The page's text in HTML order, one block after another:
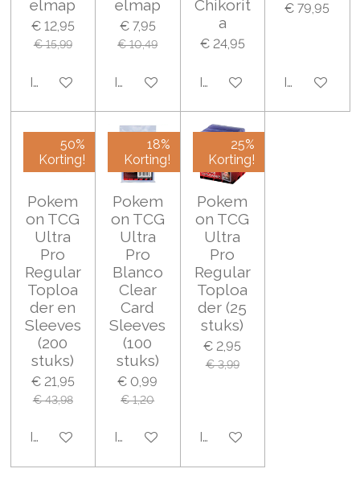
elmap
€ 12,95
€ 15,99
In winkelwagen
elmap
€ 7,95
€ 10,49
In winkelwagen
Chikorit
a
€ 24,95
In winkelwagen
€ 79,95
In
50%
Korting!
Pokem
on TCG
Ultra
Pro
Regular
Toploa
der en
Sleeves
(200
stuks)
€ 21,95
€ 43,98
In winkelwagen
18%
Korting!
Pokem
on TCG
Ultra
Pro
Blanco
Clear
Card
Sleeves
(100
stuks)
€ 0,99
€ 1,20
In winkelwagen
25%
Korting!
Pokem
on TCG
Ultra
Pro
Regular
Toploa
der (25
stuks)
€ 2,95
€ 3,99
In winkelwagen